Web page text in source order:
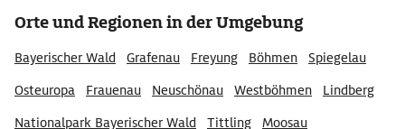
Orte und Regionen in der Umgebung
Bayerischer Wald Grafenau Freyung Böhmen
Spiegelau
Osteuropa
Frauenau Neuschönau Westböhmen
Lindberg
Nationalpark Bayerischer Wald
Tittling Moosau